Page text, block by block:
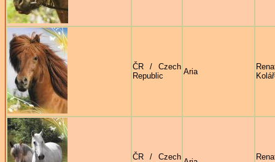
ČR / Czech
Republic
Aria
ČR / Czech